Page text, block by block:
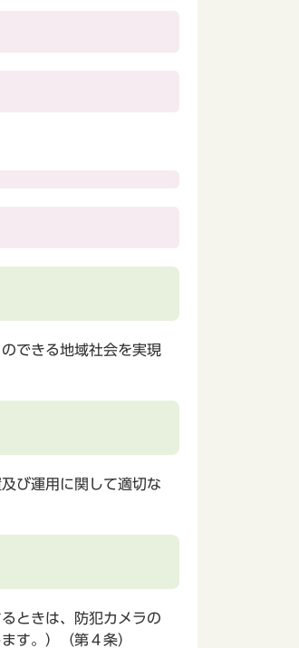
できる地域社会を実現
び運用に関して適切な
ときは、防犯カメラの
す。）（第４条）